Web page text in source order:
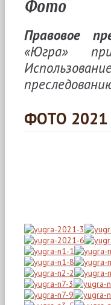
Фото
Правовое
«Югра»
ФОТО 2021